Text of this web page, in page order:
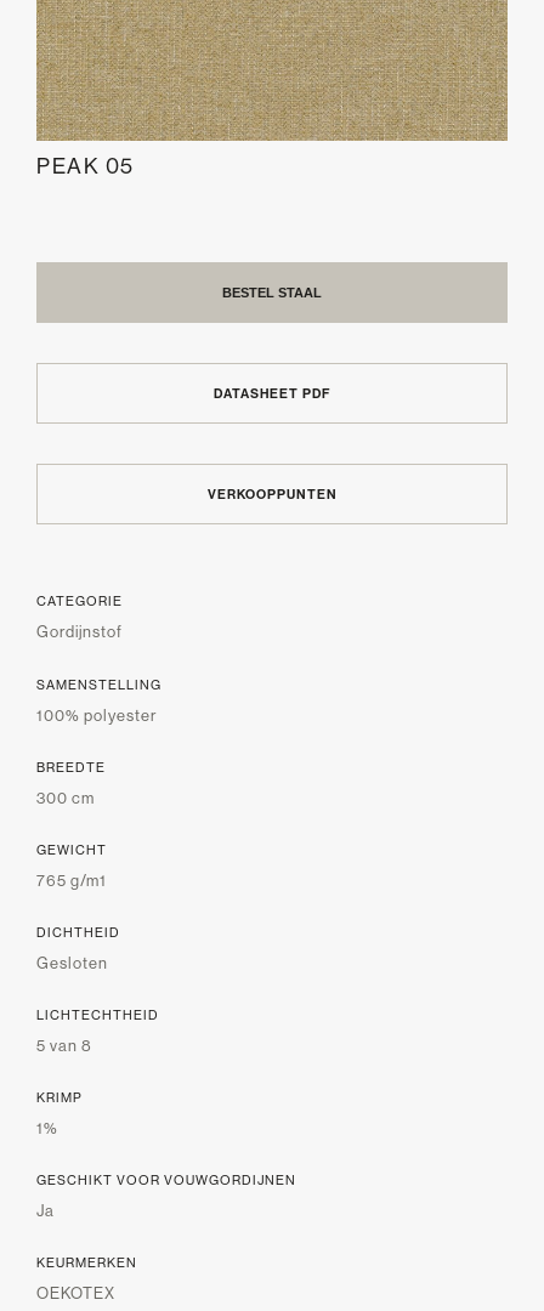
PEAK 05
BESTEL STAAL
DATASHEET PDF
VERKOOPPUNTEN
CATEGORIE
Gordijnstof
SAMENSTELLING
100% polyester
BREEDTE
300 cm
GEWICHT
765 g/m1
DICHTHEID
Gesloten
LICHTECHTHEID
5 van 8
KRIMP
1%
GESCHIKT VOOR VOUWGORDIJNEN
Ja
KEURMERKEN
OEKOTEX